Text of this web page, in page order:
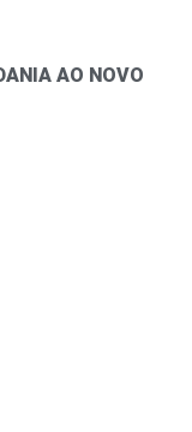
AO NOVO